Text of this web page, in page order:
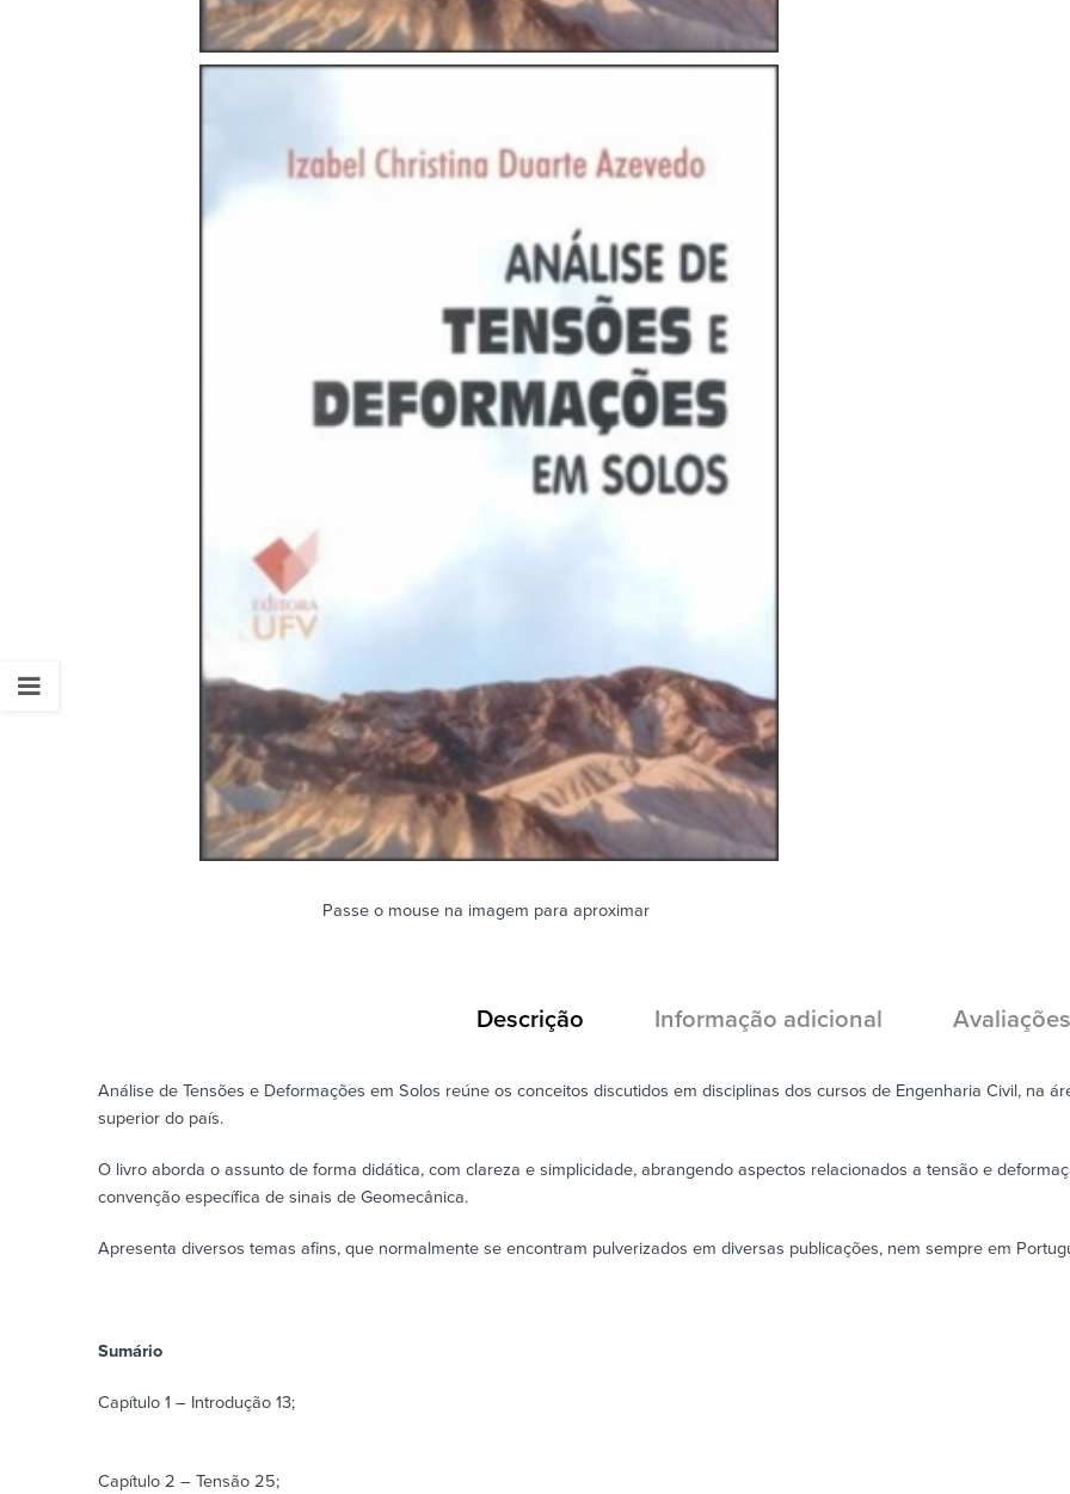
Passe o mouse na imagem para aproximar
Descrição Informação adicional
Análise de Tensões e Deformações em Solos reúne os conceitos discutidos em disciplinas dos cursos de Engenharia Civil, na
superior do país.
O livro aborda o assunto de forma didática, com clareza e simplicidade, abrangendo aspectos relacionados a tensão e
convenção específica de sinais de Geomecânica.
Apresenta diversos temas afins, que normalmente se encontram pulverizados em diversas publicações, nem sempre em
Sumário
Capítulo 1 – Introdução 13;
Capítulo 2 – Tensão 25;